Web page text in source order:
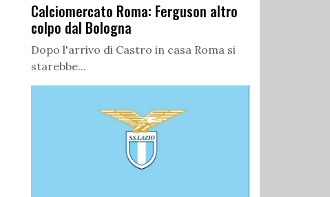
Calciomercato Roma: Ferguson altro
colpo dal Bologna
Dopo l'arrivo di Castro in casa Roma si
starebbe...